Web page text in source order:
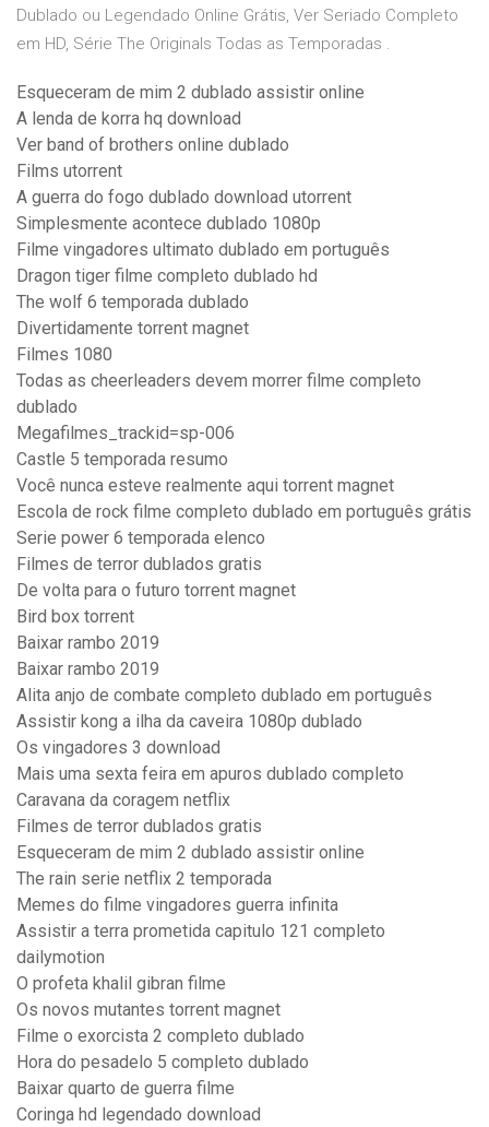
Dublado ou Legendado Online Grátis, Ver Seriado Completo
em HD, Série The Originals Todas as Temporadas .
Esqueceram de mim 2 dublado assistir online
A lenda de korra hq download
Ver band of brothers online dublado
Films utorrent
A guerra do fogo dublado download utorrent
Simplesmente acontece dublado 1080p
Filme vingadores ultimato dublado em português
Dragon tiger filme completo dublado hd
The wolf 6 temporada dublado
Divertidamente torrent magnet
Filmes 1080
Todas as cheerleaders devem morrer filme completo
dublado
Megafilmes_trackid=sp-006
Castle 5 temporada resumo
Você nunca esteve realmente aqui torrent magnet
Escola de rock filme completo dublado em português grátis
Serie power 6 temporada elenco
Filmes de terror dublados gratis
De volta para o futuro torrent magnet
Bird box torrent
Baixar rambo 2019
Baixar rambo 2019
Alita anjo de combate completo dublado em português
Assistir kong a ilha da caveira 1080p dublado
Os vingadores 3 download
Mais uma sexta feira em apuros dublado completo
Caravana da coragem netflix
Filmes de terror dublados gratis
Esqueceram de mim 2 dublado assistir online
The rain serie netflix 2 temporada
Memes do filme vingadores guerra infinita
Assistir a terra prometida capitulo 121 completo
dailymotion
O profeta khalil gibran filme
Os novos mutantes torrent magnet
Filme o exorcista 2 completo dublado
Hora do pesadelo 5 completo dublado
Baixar quarto de guerra filme
Coringa hd legendado download